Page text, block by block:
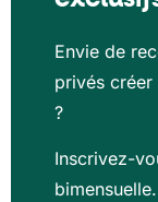
Envie de
privés
?
Inscrivez-
bimensuelle.